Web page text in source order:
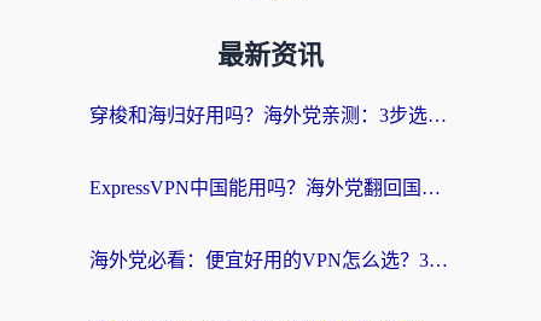
最新资讯
穿梭和海归好用吗？海外党亲测：3步选对回国加速器，无缝刷国内剧玩手游
ExpressVPN中国能用吗？海外党翻回国内的加速器选择指南（附番茄加速器实测）
海外党必看：便宜好用的VPN怎么选？3步解决回国访问难题+Steam改区技巧